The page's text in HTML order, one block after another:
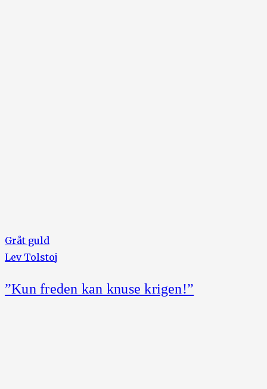
Gråt guld
Lev Tolstoj
”Kun freden kan knuse krigen!”